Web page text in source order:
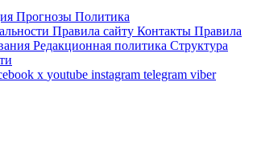
Прогнозы Политика
Правила сайту Контакты Правила
Редакционная политика Структура
x youtube instagram telegram viber